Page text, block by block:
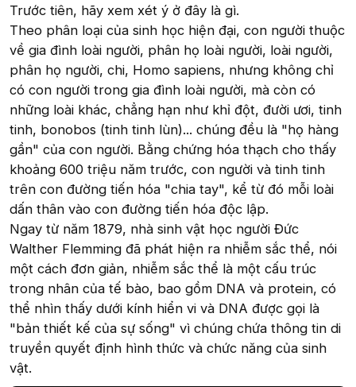
Trước tiên, hãy xem xét ý ở đây là gì.
Theo phân loại của sinh học hiện đại, con người thuộc
về gia đình loài người, phân họ loài người, loài người,
phân họ người, chi, Homo sapiens, nhưng không chỉ
có con người trong gia đình loài người, mà còn có
những loài khác, chẳng hạn như khỉ đột, đười ươi, tinh
tinh, bonobos (tinh tinh lùn)... chúng đều là "họ hàng
gần" của con người. Bằng chứng hóa thạch cho thấy
khoảng 600 triệu năm trước, con người và tinh tinh
trên con đường tiến hóa "chia tay", kể từ đó mỗi loài
dấn thân vào con đường tiến hóa độc lập.
Ngay từ năm 1879, nhà sinh vật học người Đức
Walther Flemming đã phát hiện ra nhiễm sắc thể, nói
một cách đơn giản, nhiễm sắc thể là một cấu trúc
trong nhân của tế bào, bao gồm DNA và protein, có
thể nhìn thấy dưới kính hiển vi và DNA được gọi là
"bản thiết kế của sự sống" vì chúng chứa thông tin di
truyền quyết định hình thức và chức năng của sinh
vật.